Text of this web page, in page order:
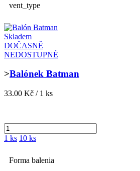
vent_type
Skladem
DOČASNĚ
NEDOSTUPNÉ
>Balónek Batman
33.00 Kč / 1 ks
1 ks 10 ks
Forma balenia